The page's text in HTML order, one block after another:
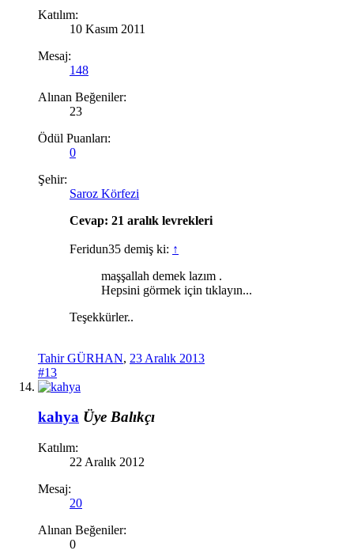
Katılım:
10 Kasım 2011
Mesaj:
148
Alınan Beğeniler:
23
Ödül Puanları:
0
Şehir:
Saroz Körfezi
Cevap: 21 aralık levrekleri
Feridun35 demiş ki: ↑
maşşallah demek lazım .
Hepsini görmek için tıklayın...
Teşekkürler..
Tahir GÜRHAN, 23 Aralık 2013
#13
kahya Üye Balıkçı
Katılım:
22 Aralık 2012
Mesaj:
20
Alınan Beğeniler:
0